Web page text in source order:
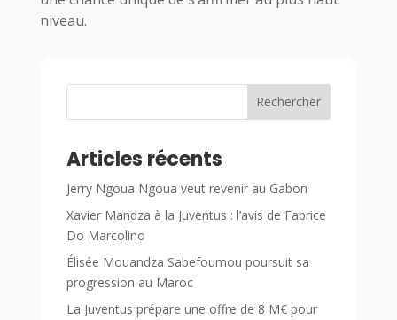
niveau.
Rechercher
Articles récents
Jerry Ngoua Ngoua veut revenir au Gabon
Xavier Mandza à la Juventus : l’avis de Fabrice
Do Marcolino
Élisée Mouandza Sabefoumou poursuit sa
progression au Maroc
La Juventus prépare une offre de 8 M€ pour